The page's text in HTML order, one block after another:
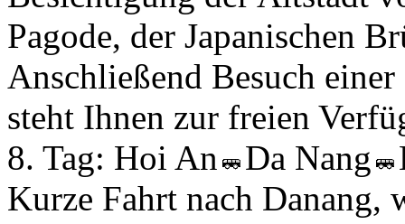
Pagode, der Japanischen
Anschließend Besuch
steht Ihnen zur freien
8. Tag: Hoi An Da Nang
Kurze Fahrt nach Danang,